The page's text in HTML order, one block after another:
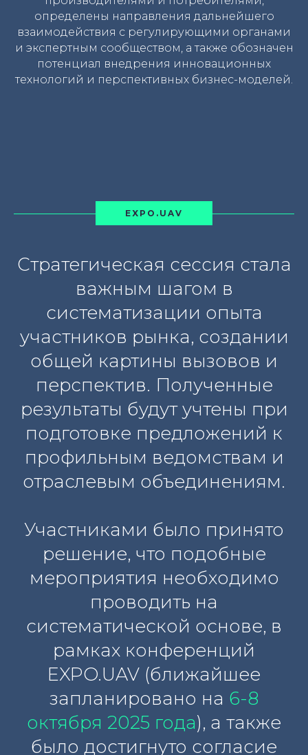
определены направления дальнейшего
взаимодействия с регулирующими органами
и экспертным сообществом, а также обозначен
потенциал внедрения инновационных
технологий и перспективных бизнес-моделей.
EXPO.UAV
Стратегическая сессия стала
важным шагом в
систематизации опыта
участников рынка, создании
общей картины вызовов и
перспектив. Полученные
результаты будут учтены при
подготовке предложений к
профильным ведомствам и
отраслевым объединениям.
Участниками было принято
решение, что подобные
мероприятия необходимо
проводить на
систематической основе, в
рамках конференций
EXPO.UAV (ближайшее
запланировано на 6-8
октября 2025 года), а также
было достигнуто согласие